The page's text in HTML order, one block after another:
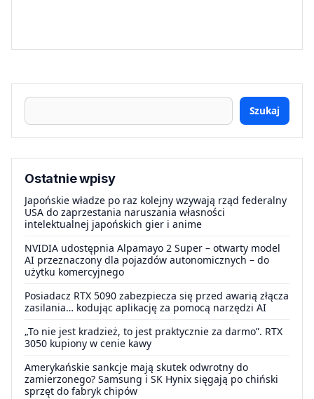
Szukaj
Ostatnie wpisy
Japońskie władze po raz kolejny wzywają rząd federalny
USA do zaprzestania naruszania własności
intelektualnej japońskich gier i anime
NVIDIA udostępnia Alpamayo 2 Super – otwarty model
AI przeznaczony dla pojazdów autonomicznych – do
użytku komercyjnego
Posiadacz RTX 5090 zabezpiecza się przed awarią złącza
zasilania… kodując aplikację za pomocą narzędzi AI
„To nie jest kradzież, to jest praktycznie za darmo”. RTX
3050 kupiony w cenie kawy
Amerykańskie sankcje mają skutek odwrotny do
zamierzonego? Samsung i SK Hynix sięgają po chiński
sprzęt do fabryk chipów